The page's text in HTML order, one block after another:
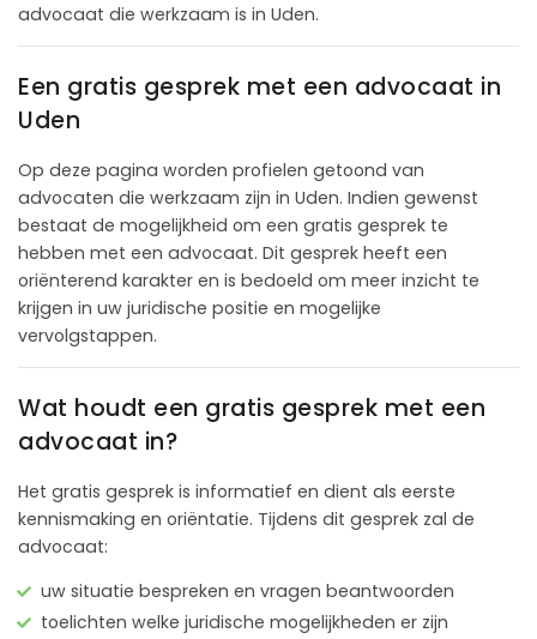
advocaat die werkzaam is in Uden.
Een gratis gesprek met een advocaat in
Uden
Op deze pagina worden profielen getoond van
advocaten die werkzaam zijn in Uden. Indien gewenst
bestaat de mogelijkheid om een gratis gesprek te
hebben met een advocaat. Dit gesprek heeft een
oriënterend karakter en is bedoeld om meer inzicht te
krijgen in uw juridische positie en mogelijke
vervolgstappen.
Wat houdt een gratis gesprek met een
advocaat in?
Het gratis gesprek is informatief en dient als eerste
kennismaking en oriëntatie. Tijdens dit gesprek zal de
advocaat:
uw situatie bespreken en vragen beantwoorden
toelichten welke juridische mogelijkheden er zijn